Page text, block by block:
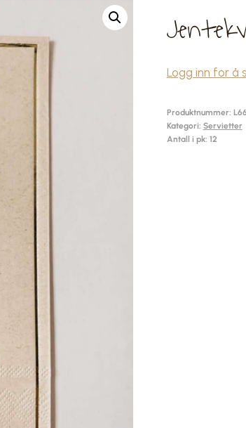
Logg inn for å
Produktnummer:
Kategori: Servietter
Antall i pk: 12